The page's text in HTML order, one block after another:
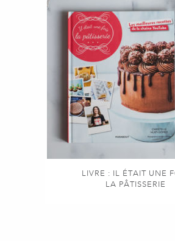
LIVRE : IL ÉTAIT UNE
LA PÂTISSERIE